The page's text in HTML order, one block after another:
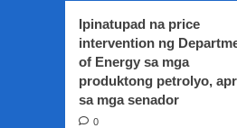
Rafael
Alunan,
pabor
na
ibalik
Ipinatupad na price
intervention ng
of Energy sa mga
produktong petrolyo,
sa mga senador
0